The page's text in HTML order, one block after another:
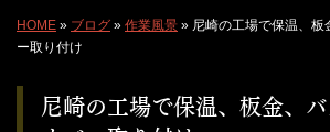
HOME » ブログ » 作業風景 » 尼崎の工場で保温、
ー取り付け
尼崎の工場で保温、板金、